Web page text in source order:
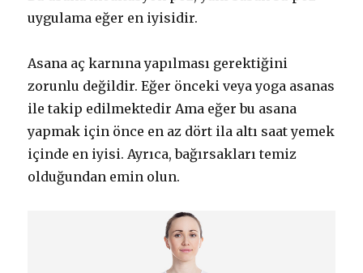
uygulama eğer en iyisidir.
Asana aç karnına yapılması gerektiğini
zorunlu değildir. Eğer önceki veya yoga asanas
ile takip edilmektedir Ama eğer bu asana
yapmak için önce en az dört ila altı saat yemek
içinde en iyisi. Ayrıca, bağırsakları temiz
olduğundan emin olun.